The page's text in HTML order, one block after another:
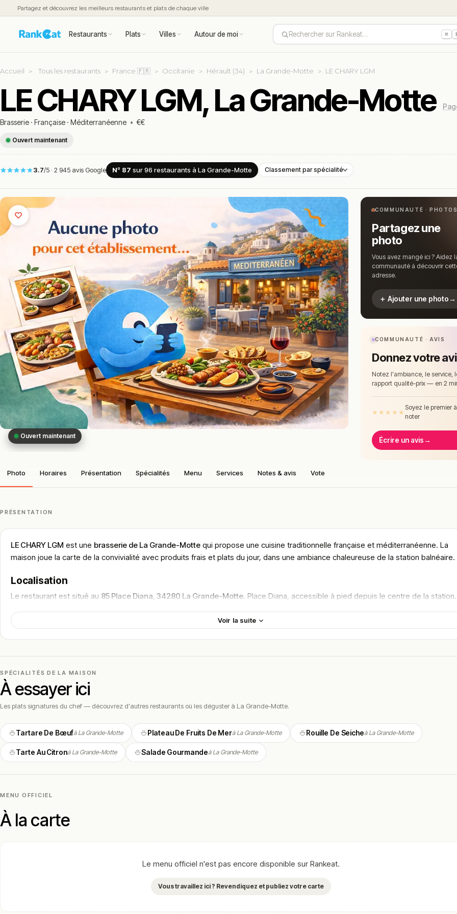
Partagez et découvrez les meilleurs restaurants et plats de chaque ville
Restaurants Plats Villes Autour de moi Rechercher sur Rankeat… ⌘
Accueil Tous les restaurants France 🇫🇷 Occitanie Hérault (34) La Grande-Motte LE CHARY LGM
LE CHARY LGM, La Grande-Motte
Brasserie · Française · Méditerranéenne • €€
Ouvert maintenant
3.7/5 · 2 945 avis Google Nº 87 sur 96 restaurants à La Grande-Motte Classement par spécialité
Ouvert maintenant
COMMUNAUTÉ ·
Partagez une
photo
Vous avez mangé ici ? Aidez
communauté à découvrir
adresse.
＋ Ajouter une photo→
COMMUNAUTÉ · AVIS
Donnez votre
Notez l'ambiance, le service,
rapport qualité-prix — en 2
★ ★ ★ ★ ★
Soyez le premier à
noter
Écrire un avis→
Photo Horaires Présentation Spécialités Menu Services Notes & avis Vote
PRÉSENTATION
LE CHARY LGM est une brasserie de La Grande-Motte qui propose une cuisine traditionnelle française et méditerranéenne. La
maison joue la carte de la convivialité avec produits frais et plats du jour, dans une ambiance chaleureuse de la station balnéaire.
Localisation
Le restaurant est situé au 85 Place Diana, 34280 La Grande-Motte. Place Diana, accessible à pied depuis le centre de la station.
La Grande-Motte rayonne autour de sonport de plaisance, de sesplages de sable finet de son architecturepyramidale signée
Jean Balladur
, labellisée Patrimoine du XXᵉ siècle. L’établissement profite de cette géographie singulière qui mêle bord de mer,
Cadre & ambiance
L’ambiance brasserie est conviviale et chaleureuse, avec terrasse aux beaux jours. Service attentif et atmosphère adaptée aux
déjeuners professionnels comme aux dîners en famille.
touches contemporaines. Le service est attentif, l’atmosphère propice aux déjeuners ensoleillés comme aux dîners en famille,
la pure tradition des bonnes adresses balnéaires qui font le charme de La Grande-Motte.
Cuisine & concept
maison. Carte évolutive selon les saisons et formules midi accessibles.
des produits du littoral. Vins du Languedoc (Picpoul de Pinet, AOP Languedoc, Faugères, Saint-Chinian), spécialités locales
aux créations du chef au gré des arrivages.
🍽️ Carte & plats emblématiques
– bœuf cru assaisonné avec précision.
Voir la suite
SPÉCIALITÉS DE LA MAISON
À essayer ici
Les plats signatures du chef — découvrez d'autres restaurants où les déguster à La Grande-Motte.
Tartare De Bœufà La Grande-Motte Plateau De Fruits De Merà La Grande-Motte Rouille De Seicheà La Grande-Motte
Tarte Au Citronà La Grande-Motte Salade Gourmandeà La Grande-Motte
MENU OFFICIEL
À la carte
Le menu officiel n'est pas encore disponible sur Rankeat.
Vous travaillez ici ? Revendiquez et publiez votre carte